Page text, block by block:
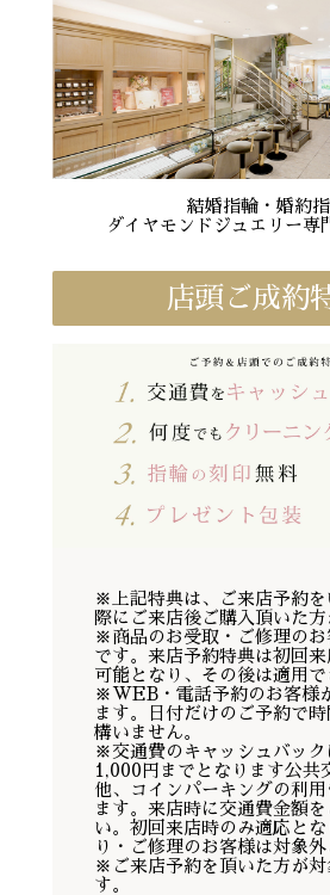
結婚指輪・婚約
ダイヤモンドジュエリー専
店頭ご成約
※上記特典は、ご来店予約を
際にご来店後ご購入頂いた方
※商品のお受取・ご修理のお
です。来店予約特典は初回来
可能となり、その後は適用で
※WEB・電話予約のお客様
ます。日付だけのご予約で
構いません。
※交通費のキャッシュバッ
1,000円までとなります公共
他、コインパーキングの利用
ます。来店時に交通費金額
い。初回来店時のみ適応と
り・ご修理のお客様は対象外
※ご来店予約を頂いた方が対
す。